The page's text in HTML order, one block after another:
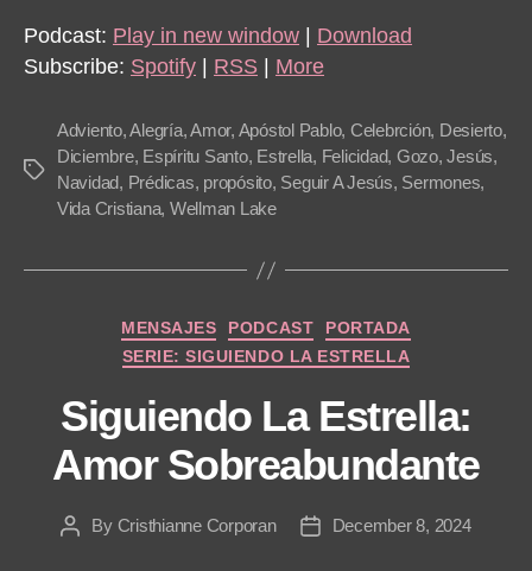
Podcast: Play in new window
Download
Subscribe: Spotify RSS More
Tags
Adviento,Alegría,Amor, Apóstol Pablo, Celebrción, Desierto,
Diciembre, Espíritu Santo, Estrella, Felicidad, Gozo,Jesús,
Navidad, Prédicas, propósito, Seguir A Jesús, Sermones,
Vida Cristiana, Wellman Lake
Categories
MENSAJES PODCAST
PORTADA
SERIE: SIGUIENDO LA ESTRELLA
Siguiendo La Estrella:
Amor Sobreabundante
PostBy Cristhianne Corporan
PostDecember 8, 2024